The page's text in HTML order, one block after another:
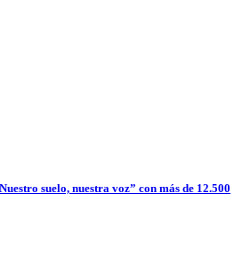
suelo, nuestra voz” con más de 12.500